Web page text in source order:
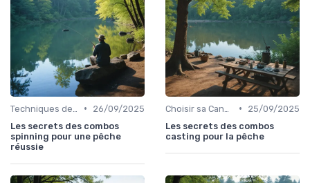
•
26/09/2025
Les secrets des combos
spinning pour une pêche
réussie
•
25/09/2025
Les secrets des combos
casting pour la pêche